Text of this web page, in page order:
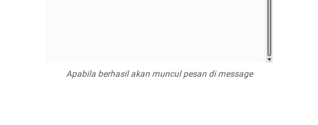
Apabila berhasil akan muncul pesan di message